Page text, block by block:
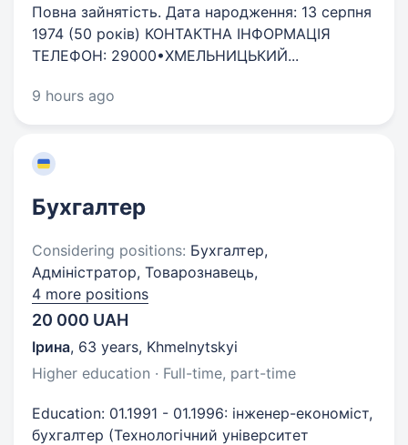
Повна зайнятість. Дата народження: 13 серпня
1974 (50 років) КОНТАКТНА ІНФОРМАЦІЯ
ТЕЛЕФОН: 29000•ХМЕЛЬНИЦЬКИЙ...
9 hours ago
Бухгалтер
Considering positions: Бухгалтер,
Адміністратор, Товарознавець,
4 more positions
20 000 UAH
Ірина, 63 years, Khmelnytskyi
Higher education · Full-time, part-time
Education: 01.1991 - 01.1996: інженер-економіст,
бухгалтер (Технологічний університет